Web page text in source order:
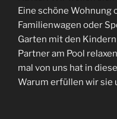
Eine schöne Wohnung
Familienwagen oder
Garten mit den
Partner am Pool
mal von uns hat in
Warum erfüllen wir sie